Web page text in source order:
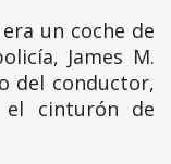
un coche de
James M.
del conductor,
el cinturón de